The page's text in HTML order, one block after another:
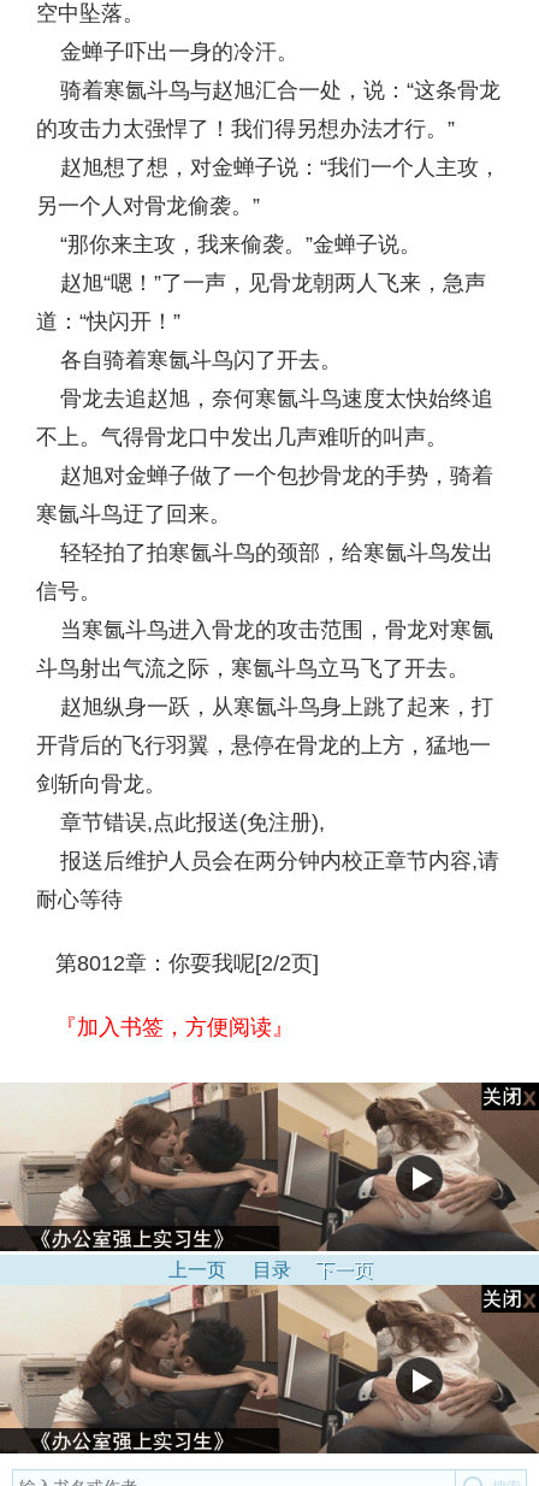
空中坠落。
金蝉子吓出一身的冷汗。
骑着寒氤斗鸟与赵旭汇合一处，说：“这条骨龙
的攻击力太强悍了！我们得另想办法才行。”
赵旭想了想，对金蝉子说：“我们一个人主攻，
另一个人对骨龙偷袭。”
“那你来主攻，我来偷袭。”金蝉子说。
赵旭“嗯！”了一声，见骨龙朝两人飞来，急声
道：“快闪开！”
各自骑着寒氤斗鸟闪了开去。
骨龙去追赵旭，奈何寒氤斗鸟速度太快始终追
不上。气得骨龙口中发出几声难听的叫声。
赵旭对金蝉子做了一个包抄骨龙的手势，骑着
寒氤斗鸟迂了回来。
轻轻拍了拍寒氤斗鸟的颈部，给寒氤斗鸟发出
信号。
当寒氤斗鸟进入骨龙的攻击范围，骨龙对寒氤
斗鸟射出气流之际，寒氤斗鸟立马飞了开去。
赵旭纵身一跃，从寒氤斗鸟身上跳了起来，打
开背后的飞行羽翼，悬停在骨龙的上方，猛地一
剑斩向骨龙。
章节错误,点此报送(免注册),
报送后维护人员会在两分钟内校正章节内容,请
耐心等待
第8012章：你耍我呢[2/2页]
『加入书签，方便阅读』
上一页 目录 下一页